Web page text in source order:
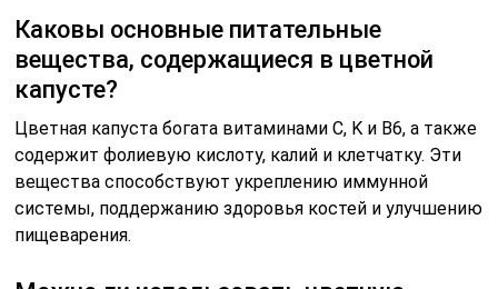
Каковы основные питательные
вещества, содержащиеся в цветной
капусте?
Цветная капуста богата витаминами C, K и B6, а также
содержит фолиевую кислоту, калий и клетчатку. Эти
вещества способствуют укреплению иммунной
системы, поддержанию здоровья костей и улучшению
пищеварения.